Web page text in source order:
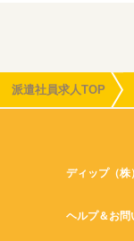
派遣社員求人TOP
ディップ（株）
ヘルプ＆お問